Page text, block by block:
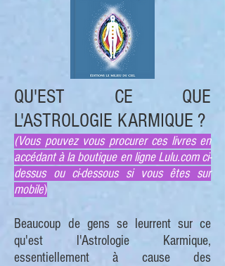
QU'EST CE QUE
L'ASTROLOGIE KARMIQUE ?
(Vous pouvez vous procurer ces livres en
accédant à la boutique en ligne Lulu.com ci-
dessus ou ci-dessous si vous êtes sur
mobile)
Beaucoup de gens se leurrent sur ce
qu'est l'Astrologie Karmique,
essentiellement à cause des